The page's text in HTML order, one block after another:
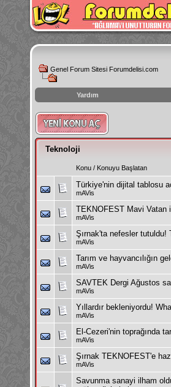
Genel Forum Sitesi Forumdelisi.com
Yardım
instagram
izlenme
hilesi
Teknoloji
Konu / Konuyu Başlatan
Türkiye'nin dijital tablosu
mAVis
TEKNOFEST Mavi Vatan
mAVis
Şırnak'ta nefesler
mAVis
Tarım ve hayvancılığın
mAVis
SAVTEK Dergi Ağustos
mAVis
Yıllardır bekleniyordu!
mAVis
El-Cezeri'nin toprağında
mAVis
Şırnak TEKNOFEST'e
mAVis
Savunma sanayi ilham